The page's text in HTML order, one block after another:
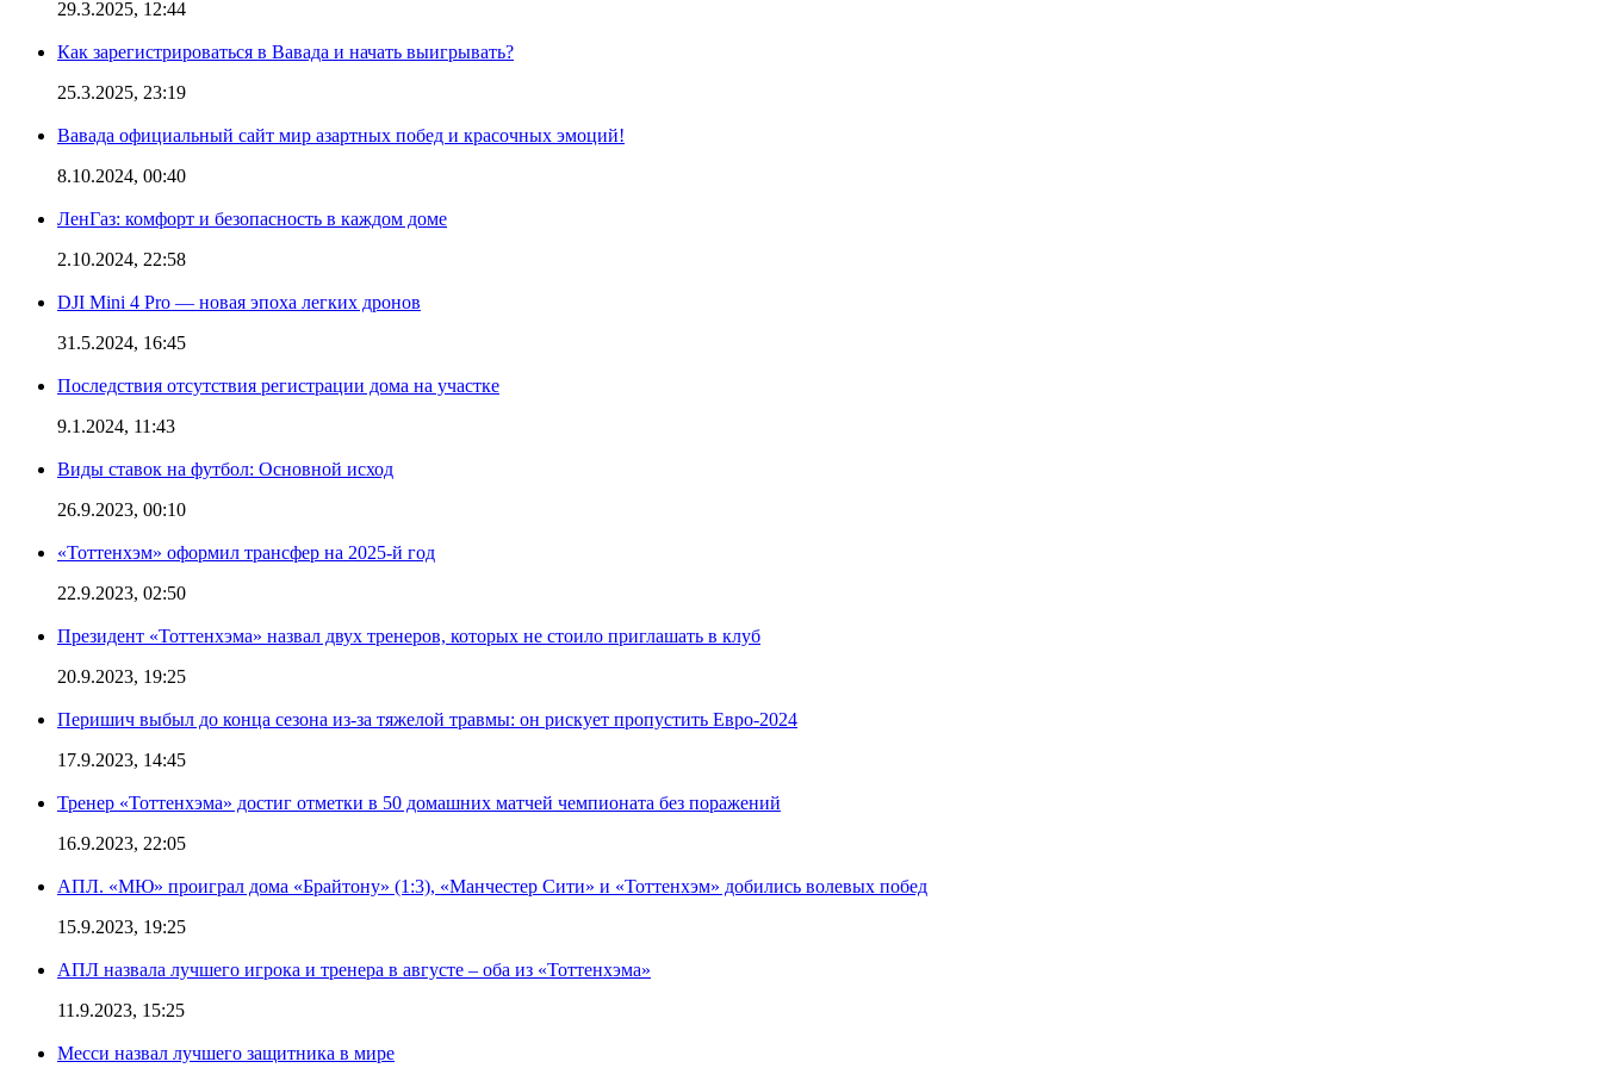
29.3.2025, 12:44
Как зарегистрироваться в Вавада и начать выигрывать?
25.3.2025, 23:19
Вавада официальный сайт мир азартных побед и красочных эмоций!
8.10.2024, 00:40
ЛенГаз: комфорт и безопасность в каждом доме
2.10.2024, 22:58
DJI Mini 4 Pro — новая эпоха легких дронов
31.5.2024, 16:45
Последствия отсутствия регистрации дома на участке
9.1.2024, 11:43
Виды ставок на футбол: Основной исход
26.9.2023, 00:10
«Тоттенхэм» оформил трансфер на 2025-й год
22.9.2023, 02:50
Президент «Тоттенхэма» назвал двух тренеров, которых не стоило приглашать в клуб
20.9.2023, 19:25
Перишич выбыл до конца сезона из-за тяжелой травмы: он рискует пропустить Евро-2024
17.9.2023, 14:45
Тренер «Тоттенхэма» достиг отметки в 50 домашних матчей чемпионата без поражений
16.9.2023, 22:05
АПЛ. «МЮ» проиграл дома «Брайтону» (1:3), «Манчестер Сити» и «Тоттенхэм» добились волевых побед
15.9.2023, 19:25
АПЛ назвала лучшего игрока и тренера в августе – оба из «Тоттенхэма»
11.9.2023, 15:25
Месси назвал лучшего защитника в мире